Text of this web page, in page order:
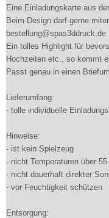
Eine Einladungskarte aus
Beim Design darf gerne
bestellung@spas3ddruck.de
Ein tolles Highlight für
Hochzeiten etc., so kommt
Passt genau in einen
Lieferumfang:
- tolle individuelle
Hinweise:
- ist kein Spielzeug
- nicht Temperaturen über
- nicht dauerhaft direkter
- vor Feuchtigkeit schützen
Entsorgung: